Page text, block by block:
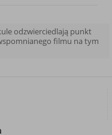
odzwierciedlają punkt
filmu na tym